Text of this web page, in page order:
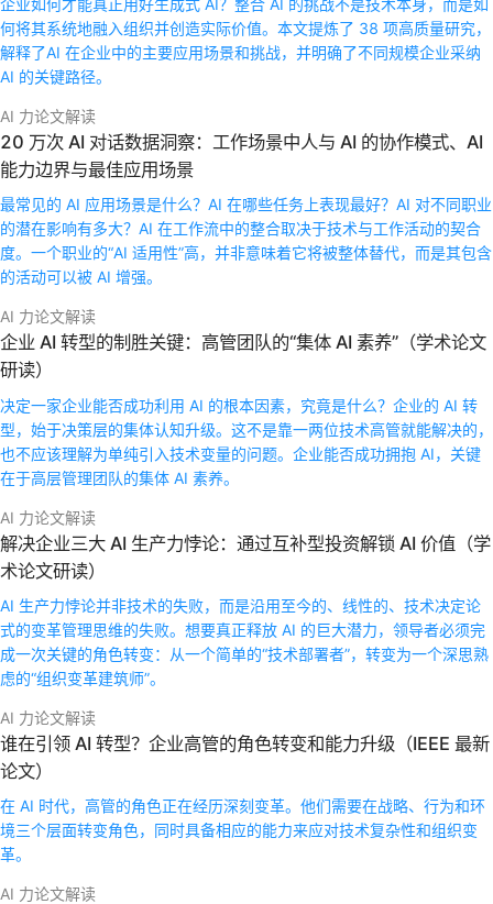
企业如何才能真正用好生成式 AI？整合 AI 的挑战不是技术本身，而是如
何将其系统地融入组织并创造实际价值。本文提炼了 38 项高质量研究，
解释了AI 在企业中的主要应用场景和挑战，并明确了不同规模企业采纳
AI 的关键路径。
AI 力论文解读
20 万次 AI 对话数据洞察：工作场景中人与 AI 的协作模式、AI
能力边界与最佳应用场景
最常见的 AI 应用场景是什么？AI 在哪些任务上表现最好？AI 对不同职业
的潜在影响有多大？AI 在工作流中的整合取决于技术与工作活动的契合
度。一个职业的“AI 适用性”高，并非意味着它将被整体替代，而是其包含
的活动可以被 AI 增强。
AI 力论文解读
企业 AI 转型的制胜关键：高管团队的“集体 AI 素养”（学术论文
研读）
决定一家企业能否成功利用 AI 的根本因素，究竟是什么？企业的 AI 转
型，始于决策层的集体认知升级。这不是靠一两位技术高管就能解决的，
也不应该理解为单纯引入技术变量的问题。企业能否成功拥抱 AI，关键
在于高层管理团队的集体 AI 素养。
AI 力论文解读
解决企业三大 AI 生产力悖论：通过互补型投资解锁 AI 价值（学
术论文研读）
AI 生产力悖论并非技术的失败，而是沿用至今的、线性的、技术决定论
式的变革管理思维的失败。想要真正释放 AI 的巨大潜力，领导者必须完
成一次关键的角色转变：从一个简单的“技术部署者”，转变为一个深思熟
虑的“组织变革建筑师”。
AI 力论文解读
谁在引领 AI 转型？企业高管的角色转变和能力升级（IEEE 最新
论文）
在 AI 时代，高管的角色正在经历深刻变革。他们需要在战略、行为和环
境三个层面转变角色，同时具备相应的能力来应对技术复杂性和组织变
革。
AI 力论文解读